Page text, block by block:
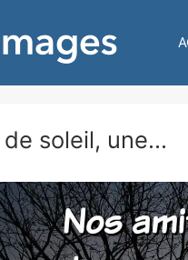
soleil, une...